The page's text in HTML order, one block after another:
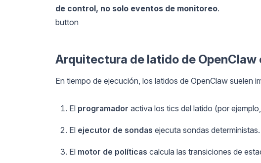
de control, no solo eventos de monitoreo.
button
Arquitectura de latido de OpenClaw
En tiempo de ejecución, los latidos de OpenClaw suelen
El programador activa los tics del latido (por
El ejecutor de sondas ejecuta sondas deterministas.
El motor de políticas calcula las transiciones de